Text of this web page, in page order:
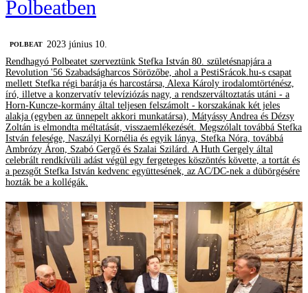
Polbeatben
‎POLBEAT
2023 június 10.
Rendhagyó Polbeatet szerveztünk Stefka István 80. születésnapjára a
Revolution '56 Szabadságharcos Sörözőbe, ahol a PestiSrácok.hu-s csapat
mellett Stefka régi barátja és harcostársa, Alexa Károly irodalomtörténész,
író, illetve a konzervatív televíziózás nagy, a rendszerváltoztatás utáni - a
Horn-Kuncze-kormány által teljesen felszámolt - korszakának két jeles
alakja (egyben az ünnepelt akkori munkatársa), Mátyássy Andrea és Dézsy
Zoltán is elmondta méltatását, visszaemlékezését. Megszólalt továbbá Stefka
István felesége, Naszályi Kornélia és egyik lánya, Stefka Nóra, továbbá
Ambrózy Áron, Szabó Gergő és Szalai Szilárd. A Huth Gergely által
celebrált rendkívüli adást végül egy fergeteges köszöntés követte, a tortát és
a pezsgőt Stefka István kedvenc együttesének, az AC/DC-nek a dübörgésére
hozták be a kollégák.